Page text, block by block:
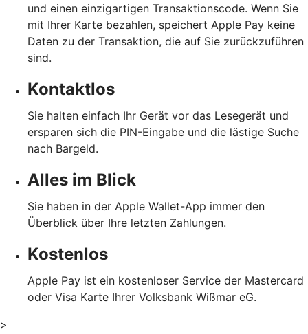
und einen einzigartigen Transaktionscode. Wenn Sie
mit Ihrer Karte bezahlen, speichert Apple Pay keine
Daten zu der Transaktion, die auf Sie zurückzuführen
sind.
Kontaktlos
Sie halten einfach Ihr Gerät vor das Lesegerät und
ersparen sich die PIN-Eingabe und die lästige Suche
nach Bargeld.
Alles im Blick
Sie haben in der Apple Wallet-App immer den
Überblick über Ihre letzten Zahlungen.
Kostenlos
Apple Pay ist ein kostenloser Service der Mastercard
oder Visa Karte Ihrer Volksbank Wißmar eG.
>